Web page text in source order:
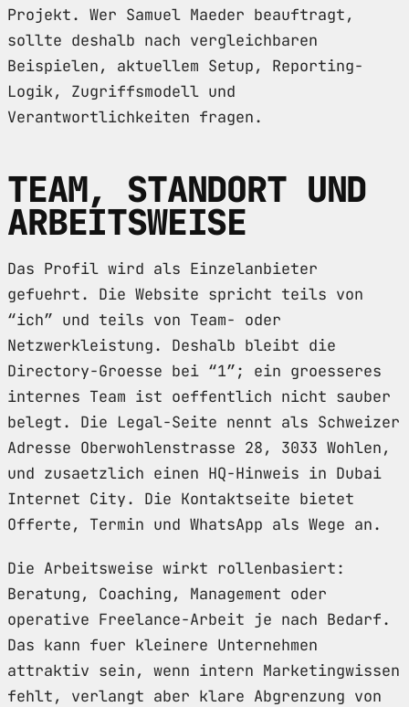
Projekt. Wer Samuel Maeder beauftragt,
sollte deshalb nach vergleichbaren
Beispielen, aktuellem Setup, Reporting-
Logik, Zugriffsmodell und
Verantwortlichkeiten fragen.
TEAM, STANDORT UND
ARBEITSWEISE
Das Profil wird als Einzelanbieter
gefuehrt. Die Website spricht teils von
“ich” und teils von Team- oder
Netzwerkleistung. Deshalb bleibt die
Directory-Groesse bei “1”; ein groesseres
internes Team ist oeffentlich nicht sauber
belegt. Die Legal-Seite nennt als Schweizer
Adresse Oberwohlenstrasse 28, 3033 Wohlen,
und zusaetzlich einen HQ-Hinweis in Dubai
Internet City. Die Kontaktseite bietet
Offerte, Termin und WhatsApp als Wege an.
Die Arbeitsweise wirkt rollenbasiert:
Beratung, Coaching, Management oder
operative Freelance-Arbeit je nach Bedarf.
Das kann fuer kleinere Unternehmen
attraktiv sein, wenn intern Marketingwissen
fehlt, verlangt aber klare Abgrenzung von